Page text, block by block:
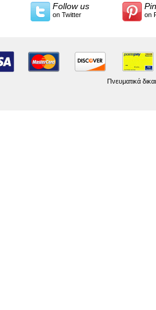
Follow us
on Twitter on
Πνευματικά